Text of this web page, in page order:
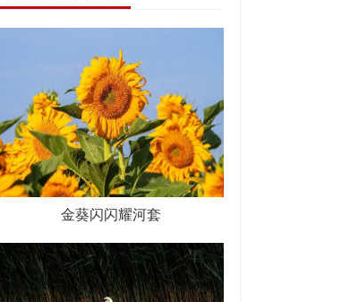
金葵闪闪耀河套